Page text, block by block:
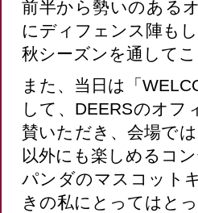
前半から勢いのある
にディフェンス陣も
秋シーズンを通して
また、当日は「
して、DEERSのオフ
賛いただき、会場で
以外にも楽しめるコ
パンダのマスコット
きの私にとってはと